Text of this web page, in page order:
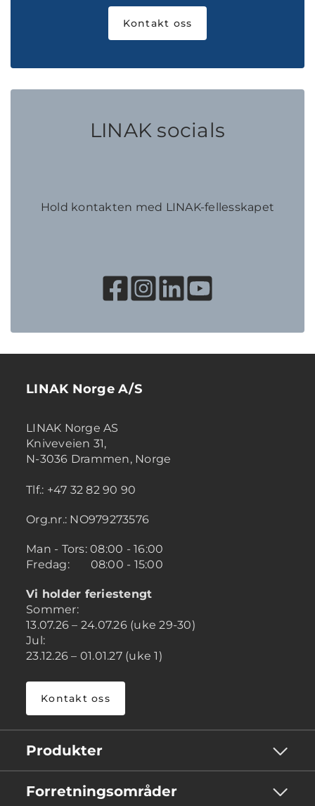
Kontakt oss
LINAK socials
Hold kontakten med LINAK-fellesskapet
LINAK Norge A/S
LINAK Norge AS
Kniveveien 31,
N-3036 Drammen, Norge
Tlf.: +47 32 82 90 90
Org.nr.: NO979273576
Man - Tors: 08:00 - 16:00
Fredag: 08:00 - 15:00
Vi holder feriestengt
Sommer:
13.07.26 – 24.07.26 (uke 29-30)
Jul:
23.12.26 – 01.01.27 (uke 1)
Kontakt oss
Produkter
Forretningsområder